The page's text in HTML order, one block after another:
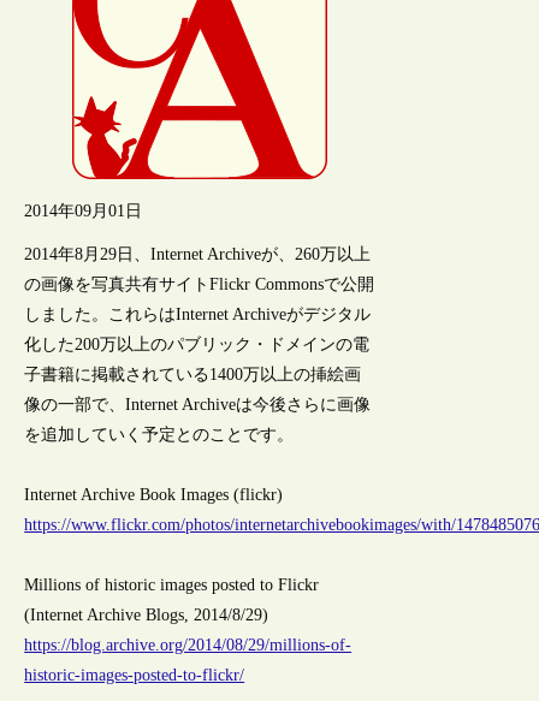
2014年09月01日
2014年8月29日、Internet Archiveが、260万以上
の画像を写真共有サイトFlickr Commonsで公開
しました。これらはInternet Archiveがデジタル
化した200万以上のパブリック・ドメインの電
子書籍に掲載されている1400万以上の挿絵画
像の一部で、Internet Archiveは今後さらに画像
を追加していく予定とのことです。
Internet Archive Book Images (flickr)
https://www.flickr.com/photos/internetarchivebookimages/with/
Millions of historic images posted to Flickr
(Internet Archive Blogs, 2014/8/29)
https://blog.archive.org/2014/08/29/millions-of-
historic-images-posted-to-flickr/